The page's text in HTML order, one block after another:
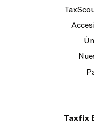
Taxfix